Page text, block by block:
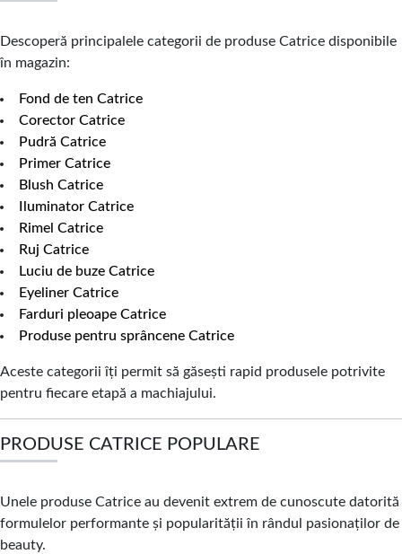
Descoperă principalele categorii de produse Catrice disponibile
în magazin:
Fond de ten Catrice
Corector Catrice
Pudră Catrice
Primer Catrice
Blush Catrice
Iluminator Catrice
Rimel Catrice
Ruj Catrice
Luciu de buze Catrice
Eyeliner Catrice
Farduri pleoape Catrice
Produse pentru sprâncene Catrice
Aceste categorii îți permit să găsești rapid produsele potrivite
pentru fiecare etapă a machiajului.
PRODUSE CATRICE POPULARE
Unele produse Catrice au devenit extrem de cunoscute datorită
formulelor performante și popularității în rândul pasionaților de
beauty.